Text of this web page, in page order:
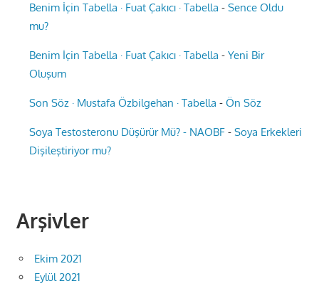
Benim İçin Tabella · Fuat Çakıcı · Tabella -Sence Oldu
mu?
Benim İçin Tabella · Fuat Çakıcı · Tabella -Yeni Bir
Oluşum
Son Söz · Mustafa Özbilgehan · Tabella -Ön Söz
Soya Testosteronu Düşürür Mü? - NAOBF -Soya Erkekleri
Dişileştiriyor mu?
Arşivler
Ekim 2021
Eylül 2021